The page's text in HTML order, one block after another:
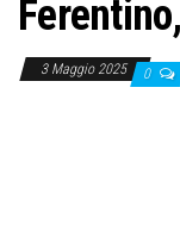
3 Maggio 2025 0